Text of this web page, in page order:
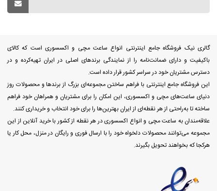
گالری نیک فروشگاه جامع اینترنتی انواع ساعت مچی و اکسسوری است که کالای
باکیفیت و دارای ضمانت‌نامه را از نمایندگی برندهای اصلی در ایران تهیه‌کرده و در
دسترس مشتریان خود در سراسر کشور قرار داده است.
این فروشگاه جامع اینترنتی با فراهم ساختن مجموعه‌ای بزرگ از برندها و محصولات روز
دنیای ساعت‌های مچی و اکسسوری، این امکان را برای مشتریان و همراهان خود فراهم
ساخته تا به‌راحتی از هر نقطه‌ای از ایران بهترین‌ها را برای خود انتخاب و خریداری کنند.
علاقه‌مندان به ساعت مچی و انواع اکسسوری در هر نقطه از کشور با خرید آنلاین از این
مجموعه می‌توانند محصولات دلخواه خود را با ارسال فوری و رایگان در منزل، محل کار یا
هرکجا که بخواهند تحویل بگیرند.